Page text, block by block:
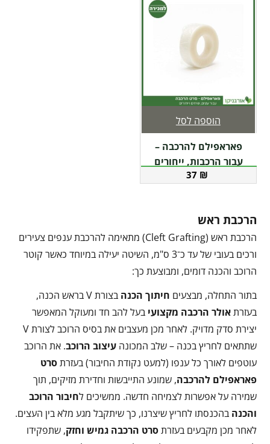
פאראפילם להרכבה –
עבור הרכבות, ייחורים
37 ₪
הוספה לסל
הרכבת ראש
הרכבת ראש (Cleft Grafting) מתאימה להרכבת ענפים צעירים
ורכים בעובי של עד כ־3 ס"מ, השיטה יעילה במיוחד כאשר קוטר
הרוכב והכנה דומים, ומבוצעת כך:
בתור התחלה, מבצעים חיתוך הכנה
בצורת V בראש הכנה,
בעזרתאולר הרכבה מקצועי בעל להב חד ומעוקל המאפשר
יצירת סדק מדויק. לאחר מכן מעצבים את בסיס הרוכב לצורת V
שתתאים לחריץ בכנה – שלב המכונהעיצוב הרוכב. את הרוכב
עוטפים לאורך כל ענפו (למעט נקודת החיבור) בעזרתסרט
פאראפילם להרכבה, שמונע התייבשות וחדירת מזיקים, תוך
שמירה על אפשרות לצמיחה חדשה. ממשיכים לחיבור הרוכב
והכנה בהכנסתו לחריץ שיצרנו, כך שיתקבל מגע מלא בין העצים.
לאחר מכן מקבעים בעזרתסרט הרכבה גמיש וחזק, שתפקידו